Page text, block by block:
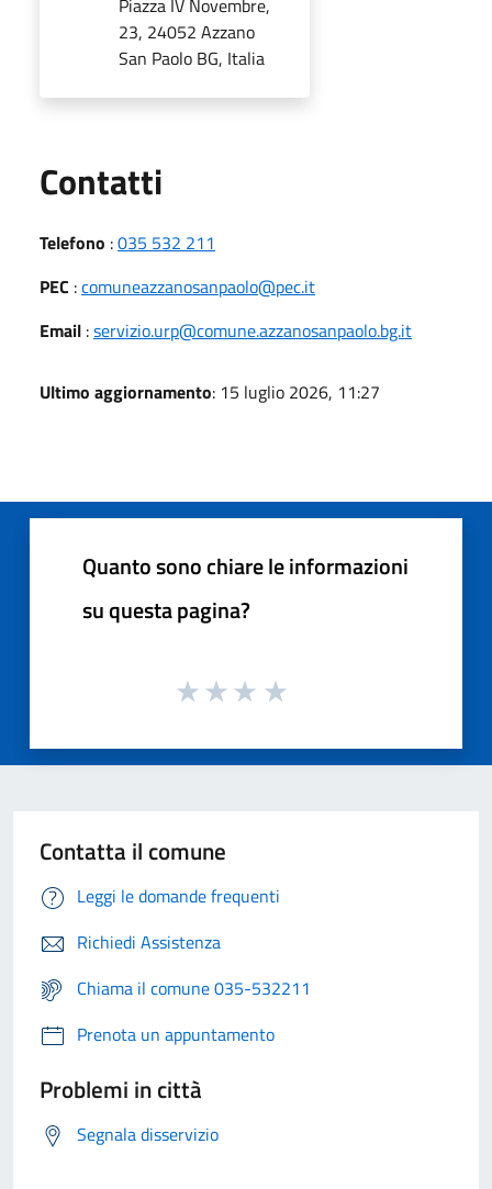
23, 24052 Azzano
San Paolo BG, Italia
Contatti
Telefono :035 532 211
PEC :comuneazzanosanpaolo@pec.it
Email :servizio.urp@comune.azzanosanpaolo.bg.it
Ultimo aggiornamento: 15 luglio 2026, 11:27
Quanto sono chiare le informazioni
su questa pagina?
Contatta il comune
Leggi le domande frequenti
Richiedi Assistenza
Chiama il comune 035-532211
Prenota un appuntamento
Problemi in città
Segnala disservizio